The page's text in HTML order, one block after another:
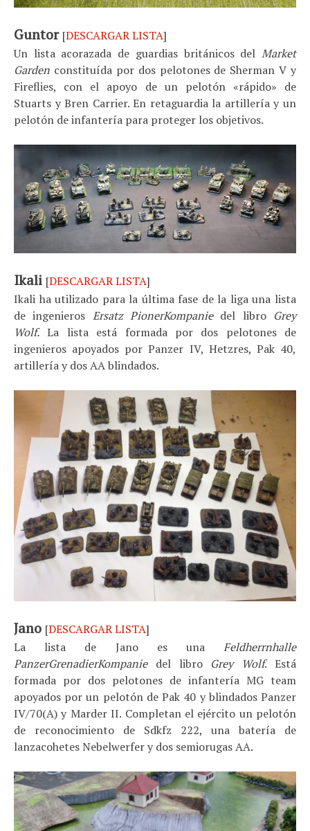
Guntor [DESCARGAR LISTA]
Un lista acorazada de guardias británicos del Market
Garden constituída por dos pelotones de Sherman V y
Fireflies, con el apoyo de un pelotón «rápido» de
Stuarts y Bren Carrier. En retaguardia la artillería y un
pelotón de infantería para proteger los objetivos.
Ikali [DESCARGAR LISTA]
Ikali ha utilizado para la última fase de la liga una lista
de ingenieros Ersatz PionerKompanie del libro Grey
Wolf.La lista está formada por dos pelotones de
ingenieros apoyados por Panzer IV, Hetzres, Pak 40,
artillería y dos AA blindados.
Jano [DESCARGAR LISTA]
La lista de Jano es una Feldherrnhalle
PanzerGrenadierKompanie del libro Grey Wolf. Está
formada por dos pelotones de infantería MG team
apoyados por un pelotón de Pak 40 y blindados Panzer
IV/70(A) y Marder II. Completan el ejército un pelotón
de reconocimiento de Sdkfz 222, una batería de
lanzacohetes Nebelwerfer y dos semiorugas AA.